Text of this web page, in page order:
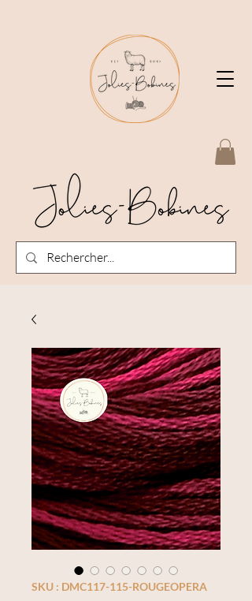
SKU : DMC117-115-ROUGEOPERA